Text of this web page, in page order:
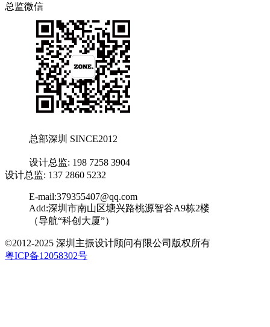
总监微信
总部深圳 SINCE2012
设计总监: 198 7258 3904
设计总监: 137 2860 5232
E-mail:379355407@qq.com
Add:深圳市南山区塘兴路桃源智谷A9栋2楼
（导航“科创大厦”）
©2012-2025 深圳主振设计顾问有限公司版权所有
粤ICP备12058302号